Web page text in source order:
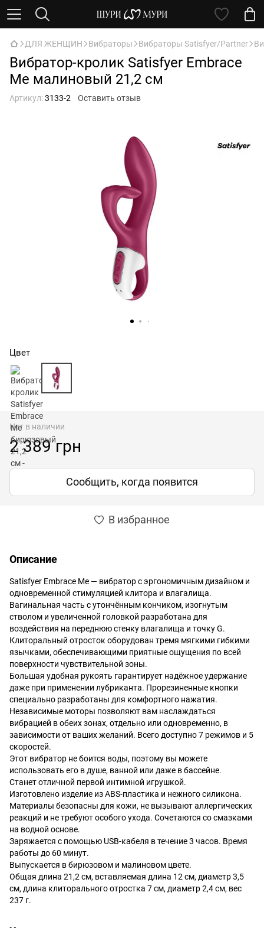
ДЛЯ ЖЕНЩИН Вибраторы Вибраторы Satisfyer/Partner
Вибратор-кролик Satisfyer Embrace
Me малиновый 21,2 см
Артикул:3133-2 Оставить отзыв
Цвет
Нет в наличии
2 389 грн
Сообщить, когда появится
В избранное
Описание
Satisfyer Embrace Me — вибратор с эргономичным дизайном и
одновременной стимуляцией клитора и влагалища.
Вагинальная часть с утончённым кончиком, изогнутым
стволом и увеличенной головкой разработана для
воздействия на переднюю стенку влагалища и точку G.
Клиторальный отросток оборудован тремя мягкими гибкими
язычками, обеспечивающими приятные ощущения по всей
поверхности чувствительной зоны.
Большая удобная рукоять гарантирует надёжное удержание
даже при применении лубриканта. Прорезиненные кнопки
специально разработаны для комфортного нажатия.
Независимые моторы позволяют вам наслаждаться
вибрацией в обеих зонах, отдельно или одновременно, в
зависимости от ваших желаний. Всего доступно 7 режимов и 5
скоростей.
Этот вибратор не боится воды, поэтому вы можете
использовать его в душе, ванной или даже в бассейне.
Станет отличной первой интимной игрушкой.
Изготовлено изделие из ABS-пластика и нежного силикона.
Материалы безопасны для кожи, не вызывают аллергических
реакций и не требуют особого ухода. Сочетаются со смазками
на водной основе.
Заряжается с помощью USB-кабеля в течение 3 часов. Время
работы до 60 минут.
Выпускается в бирюзовом и малиновом цвете.
Общая длина 21,2 см, вставляемая длина 12 см, диаметр 3,5
см, длина клиторального отростка 7 см, диаметр 2,4 см, вес
237 г.